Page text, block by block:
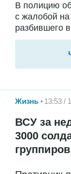
В полицию
с жалобой на
разбившего
Жизнь 13:53 /
ВСУ за
3000